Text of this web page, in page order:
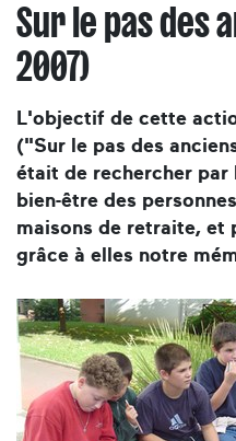
Sur le pas des
2007)
L'objectif de cette
("Sur le pas des
était de rechercher par
bien-être des
maisons de retraite, et
grâce à elles notre